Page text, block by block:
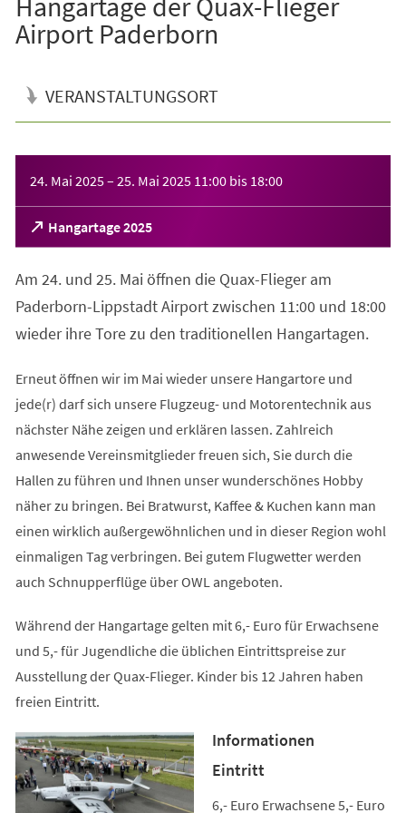
Airport Paderborn
VERANSTALTUNGSORT
24. Mai 2025– 25. Mai 2025 11:00 bis 18:00
Hangartage 2025
(Öffnet
in
neuen
Tab)
Am 24. und 25. Mai öffnen die Quax-Flieger am
Paderborn-Lippstadt Airport zwischen 11:00 und 18:00
wieder ihre Tore zu den traditionellen Hangartagen.
Erneut öffnen wir im Mai wieder unsere Hangartore und
jede(r) darf sich unsere Flugzeug- und Motorentechnik aus
nächster Nähe zeigen und erklären lassen. Zahlreich
anwesende Vereinsmitglieder freuen sich, Sie durch die
Hallen zu führen und Ihnen unser wunderschönes Hobby
näher zu bringen. Bei Bratwurst, Kaffee & Kuchen kann man
einen wirklich außergewöhnlichen und in dieser Region wohl
einmaligen Tag verbringen. Bei gutem Flugwetter werden
auch Schnupperflüge über OWL angeboten.
Während der Hangartage gelten mit 6,- Euro für Erwachsene
und 5,- für Jugendliche die üblichen Eintrittspreise zur
Ausstellung der Quax-Flieger. Kinder bis 12 Jahren haben
freien Eintritt.
Informationen
Eintritt
6,- Euro Erwachsene 5,- Euro